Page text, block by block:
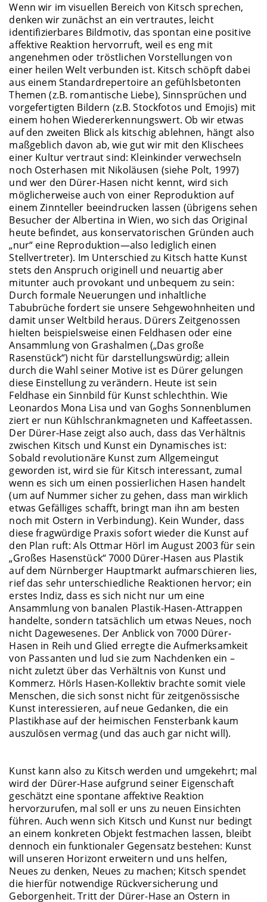
Wenn wir im visuellen Bereich von Kitsch sprechen,
denken wir zunächst an ein vertrautes, leicht
identifizierbares Bildmotiv, das spontan eine positive
affektive Reaktion hervorruft, weil es eng mit
angenehmen oder tröstlichen Vorstellungen von
einer heilen Welt verbunden ist. Kitsch schöpft dabei
aus einem Standardrepertoire an gefühlsbetonten
Themen (z.B. romantische Liebe), Sinnsprüchen und
vorgefertigten Bildern (z.B. Stockfotos und Emojis) mit
einem hohen Wiedererkennungswert. Ob wir etwas
auf den zweiten Blick als kitschig ablehnen, hängt also
maßgeblich davon ab, wie gut wir mit den Klischees
einer Kultur vertraut sind: Kleinkinder verwechseln
noch Osterhasen mit Nikoläusen (siehe Polt, 1997)
und wer den Dürer-Hasen nicht kennt, wird sich
möglicherweise auch von einer Reproduktion auf
einem Zinnteller beeindrucken lassen (übrigens sehen
Besucher der Albertina in Wien, wo sich das Original
heute befindet, aus konservatorischen Gründen auch
„nur“ eine Reproduktion—also lediglich einen
Stellvertreter). Im Unterschied zu Kitsch hatte Kunst
stets den Anspruch originell und neuartig aber
mitunter auch provokant und unbequem zu sein:
Durch formale Neuerungen und inhaltliche
Tabubrüche fordert sie unsere Sehgewohnheiten und
damit unser Weltbild heraus. Dürers Zeitgenossen
hielten beispielsweise einen Feldhasen oder eine
Ansammlung von Grashalmen („Das große
Rasenstück“) nicht für darstellungswürdig; allein
durch die Wahl seiner Motive ist es Dürer gelungen
diese Einstellung zu verändern. Heute ist sein
Feldhase ein Sinnbild für Kunst schlechthin. Wie
Leonardos Mona Lisa und van Goghs Sonnenblumen
ziert er nun Kühlschrankmagneten und Kaffeetassen.
Der Dürer-Hase zeigt also auch, dass das Verhältnis
zwischen Kitsch und Kunst ein Dynamisches ist:
Sobald revolutionäre Kunst zum Allgemeingut
geworden ist, wird sie für Kitsch interessant, zumal
wenn es sich um einen possierlichen Hasen handelt
(um auf Nummer sicher zu gehen, dass man wirklich
etwas Gefälliges schafft, bringt man ihn am besten
noch mit Ostern in Verbindung). Kein Wunder, dass
diese fragwürdige Praxis sofort wieder die Kunst auf
den Plan ruft: Als Ottmar Hörl im August 2003 für sein
„Großes Hasenstück“ 7000 Dürer-Hasen aus Plastik
auf dem Nürnberger Hauptmarkt aufmarschieren lies,
rief das sehr unterschiedliche Reaktionen hervor; ein
erstes Indiz, dass es sich nicht nur um eine
Ansammlung von banalen Plastik-Hasen-Attrappen
handelte, sondern tatsächlich um etwas Neues, noch
nicht Dagewesenes. Der Anblick von 7000 Dürer-
Hasen in Reih und Glied erregte die Aufmerksamkeit
von Passanten und lud sie zum Nachdenken ein –
nicht zuletzt über das Verhältnis von Kunst und
Kommerz. Hörls Hasen-Kollektiv brachte somit viele
Menschen, die sich sonst nicht für zeitgenössische
Kunst interessieren, auf neue Gedanken, die ein
Plastikhase auf der heimischen Fensterbank kaum
auszulösen vermag (und das auch gar nicht will).
Kunst kann also zu Kitsch werden und umgekehrt; mal
wird der Dürer-Hase aufgrund seiner Eigenschaft
geschätzt eine spontane affektive Reaktion
hervorzurufen, mal soll er uns zu neuen Einsichten
führen. Auch wenn sich Kitsch und Kunst nur bedingt
an einem konkreten Objekt festmachen lassen, bleibt
dennoch ein funktionaler Gegensatz bestehen: Kunst
will unseren Horizont erweitern und uns helfen,
Neues zu denken, Neues zu machen; Kitsch spendet
die hierfür notwendige Rückversicherung und
Geborgenheit. Tritt der Dürer-Hase an Ostern in